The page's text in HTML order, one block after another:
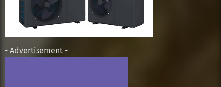
- Advertisement -